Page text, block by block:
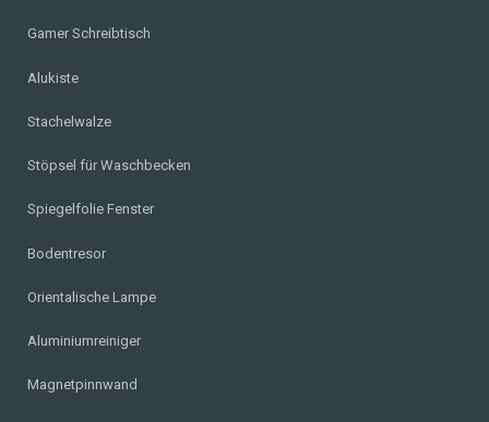
Gamer Schreibtisch
Alukiste
Stachelwalze
Stöpsel für Waschbecken
Spiegelfolie Fenster
Bodentresor
Orientalische Lampe
Aluminiumreiniger
Magnetpinnwand